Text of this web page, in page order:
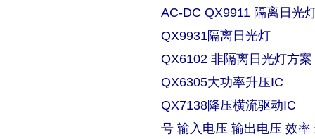
AC-DC QX9911 隔离日光
QX9931隔离日光灯
QX6102 非隔离日光灯方案
QX6305大功率升压IC
QX7138降压横流驱动IC
号 输入电压 输出电压 效率